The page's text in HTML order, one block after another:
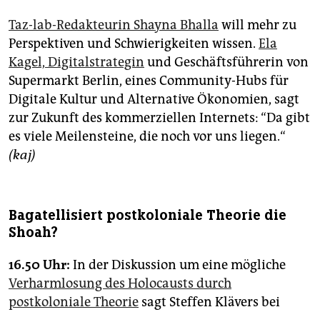
Taz-lab-Redakteurin Shayna Bhalla will mehr zu
Perspektiven und Schwierigkeiten wissen. Ela
Kagel, Digitalstrategin und Geschäftsführerin von
Supermarkt Berlin, eines Community-Hubs für
Digitale Kultur und Alternative Ökonomien, sagt
zur Zukunft des kommerziellen Internets: “Da gibt
es viele Meilensteine, die noch vor uns liegen.“
(kaj)
Bagatellisiert postkoloniale Theorie die
Shoah?
16.50 Uhr: In der Diskussion um eine mögliche
Verharmlosung des Holocausts durch
postkoloniale Theorie sagt Steffen Klävers bei